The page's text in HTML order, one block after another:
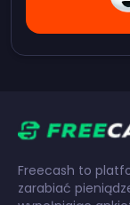
Freecash to
zarabiać